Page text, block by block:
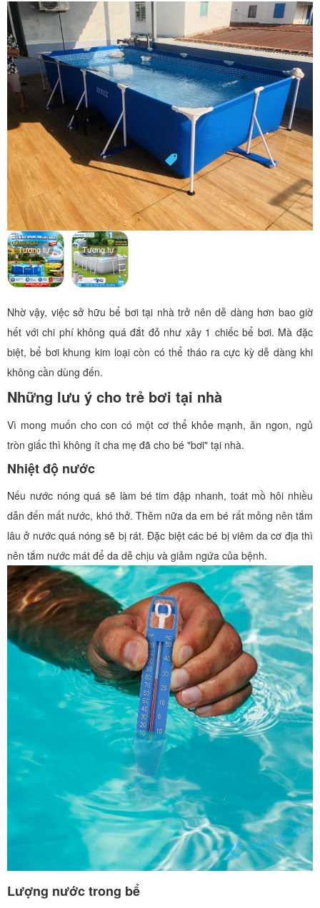
Tương tự Tương tự
Nhờ vậy, việc sở hữu bể bơi tại nhà trở nên dễ dàng hơn bao giờ
hết với chi phí không quá đắt đỏ như xây 1 chiếc bể bơi. Mà đặc
biệt, bể bơi khung kim loại còn có thể tháo ra cực kỳ dễ dàng khi
không cần dùng đến.
Những lưu ý cho trẻ bơi tại nhà
Vì mong muốn cho con có một cơ thể khỏe mạnh, ăn ngon, ngủ
tròn giấc thì không ít cha mẹ đã cho bé "bơi" tại nhà.
Nhiệt độ nước
Nếu nước nóng quá sẽ làm bé tim đập nhanh, toát mồ hôi nhiều
dẫn đến mất nước, khó thở. Thêm nữa da em bé rất mỏng nên tắm
lâu ở nước quá nóng sẽ bị rát. Đặc biệt các bé bị viêm da cơ địa thì
nên tắm nước mát để da dễ chịu và giảm ngứa của bệnh.
Lượng nước trong bể